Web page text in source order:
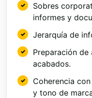
Sobres
informes y
Jerarquía de
Preparación
acabados.
Coherencia
y tono de